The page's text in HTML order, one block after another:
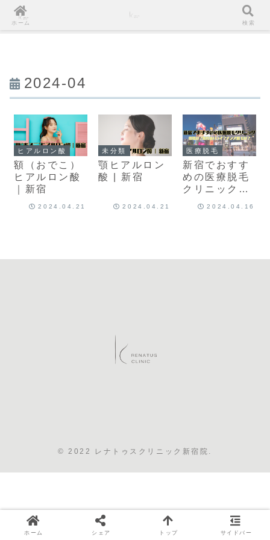
2024-04
ヒアルロン酸
額（おでこ）
ヒアルロン酸
｜新宿
2024.04.21
未分類
顎ヒアルロン
酸 | 新宿
2024.04.21
医療脱毛
新宿でおすす
めの医療脱毛
クリニック｜
2024.04.16
© 2022 レナトゥスクリニック新宿院.
ホーム 検索
ホーム シェア トップ サイドバー